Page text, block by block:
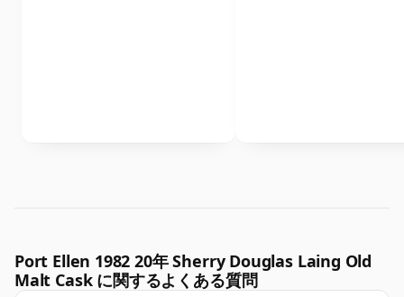
Port Ellen 1982 20年 Sherry Douglas Laing Old
Malt Cask に関するよくある質問